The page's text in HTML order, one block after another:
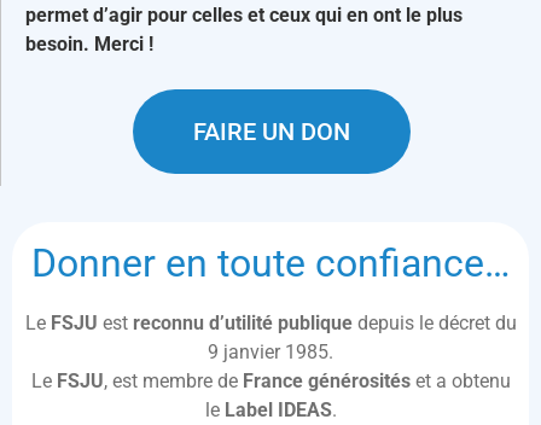
permet d’agir pour celles et ceux qui en ont le plus
besoin. Merci !
FAIRE UN DON
Donner en toute confiance…
Le FSJU est reconnu d’utilité publique depuis le décret du
9 janvier 1985.
Le FSJU, est membre de France générositéset a obtenu
le Label IDEAS.